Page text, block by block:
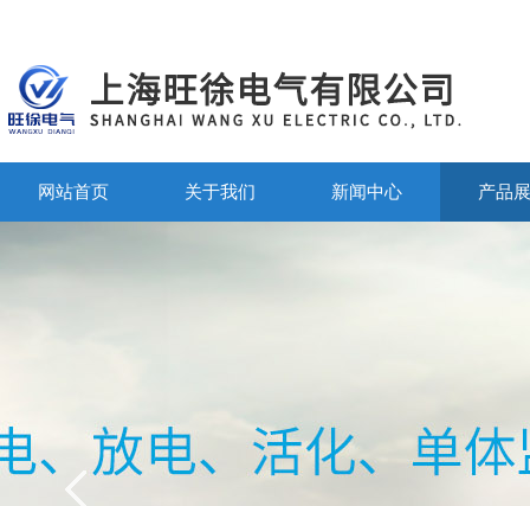
网站首页 关于我们 新闻中心 产品